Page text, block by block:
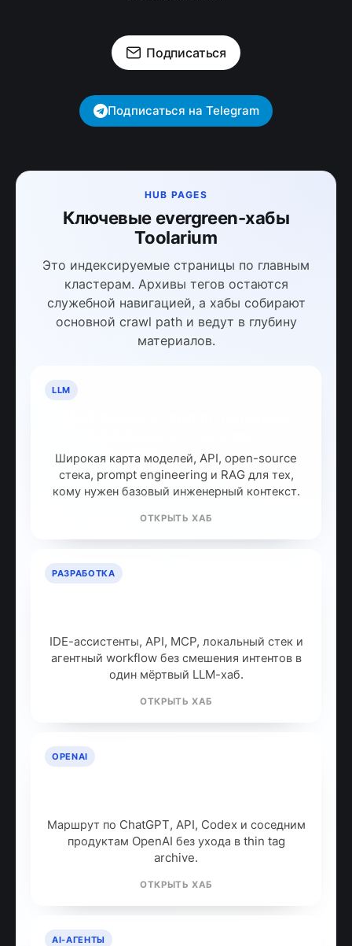
Подписаться
Подписаться на Telegram
HUB PAGES
Ключевые evergreen-хабы
Toolarium
Это индексируемые страницы по главным
кластерам. Архивы тегов остаются
служебной навигацией, а хабы собирают
основной crawl path и ведут в глубину
материалов.
LLM
Широкая карта моделей, API, open-source
стека, prompt engineering и RAG для тех,
кому нужен базовый инженерный контекст.
ОТКРЫТЬ ХАБ
РАЗРАБОТКА
IDE-ассистенты, API, MCP, локальный стек и
агентный workflow без смешения интентов в
один мёртвый LLM-хаб.
ОТКРЫТЬ ХАБ
OPENAI
Маршрут по ChatGPT, API, Codex и соседним
продуктам OpenAI без ухода в thin tag
archive.
ОТКРЫТЬ ХАБ
AI-АГЕНТЫ